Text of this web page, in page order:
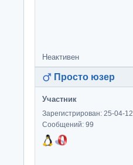
Неактивен
Просто юзер
Участник
Зарегистрирован: 25-04-12
Сообщений: 99